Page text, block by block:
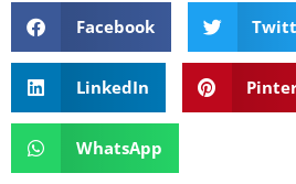
Facebook
LinkedIn
WhatsApp